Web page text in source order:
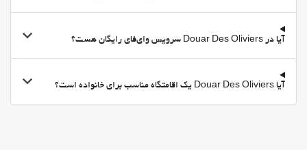
آیا در Douar Des Oliviers سرویس وای‌فای رایگان هست؟
آیا Douar Des Oliviers یک اقامتگاه مناسب برای خانواده است؟